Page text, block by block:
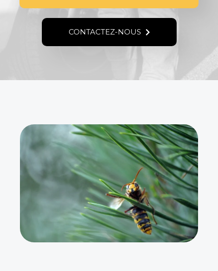
CONTACTEZ-NOUS